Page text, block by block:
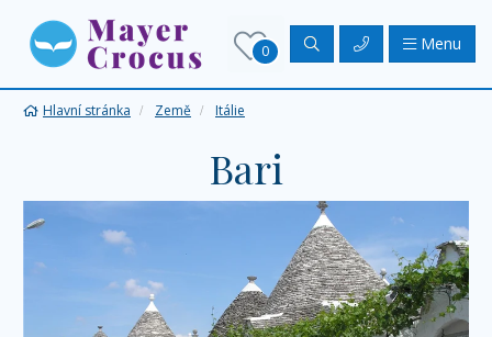
0 Menu
Hlavní stránka Země Itálie
Bari